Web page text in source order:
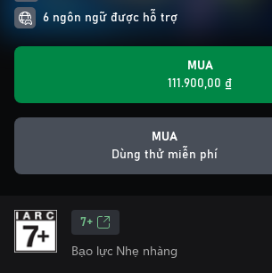
6 ngôn ngữ được hỗ trợ
MUA
111.900,00 ₫
MUA
Dùng thử miễn phí
7+
Bạo lực Nhẹ nhàng